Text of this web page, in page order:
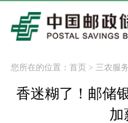
您所在的位置： 首页> 三农服务
香迷糊了！邮储
加